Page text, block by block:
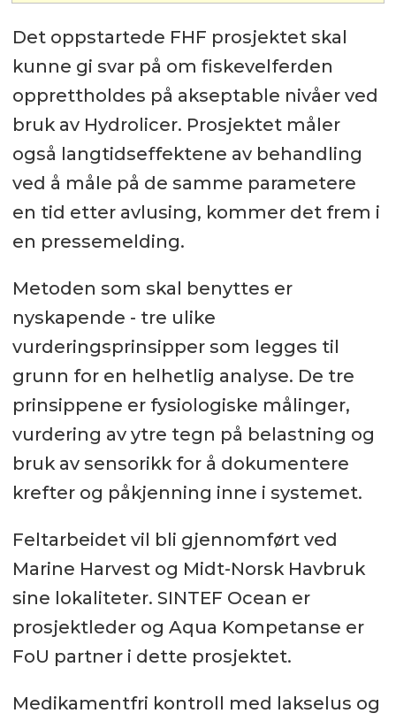
Det oppstartede FHF prosjektet skal
kunne gi svar på om fiskevelferden
opprettholdes på akseptable nivåer ved
bruk av Hydrolicer. Prosjektet måler
også langtidseffektene av behandling
ved å måle på de samme parametere
en tid etter avlusing, kommer det frem i
en pressemelding.
Metoden som skal benyttes er
nyskapende - tre ulike
vurderingsprinsipper som legges til
grunn for en helhetlig analyse. De tre
prinsippene er fysiologiske målinger,
vurdering av ytre tegn på belastning og
bruk av sensorikk for å dokumentere
krefter og påkjenning inne i systemet.
Feltarbeidet vil bli gjennomført ved
Marine Harvest og Midt-Norsk Havbruk
sine lokaliteter. SINTEF Ocean er
prosjektleder og Aqua Kompetanse er
FoU partner i dette prosjektet.
Medikamentfri kontroll med lakselus og